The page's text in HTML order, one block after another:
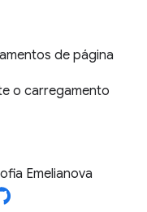
de página
o carregamento
Emelianova